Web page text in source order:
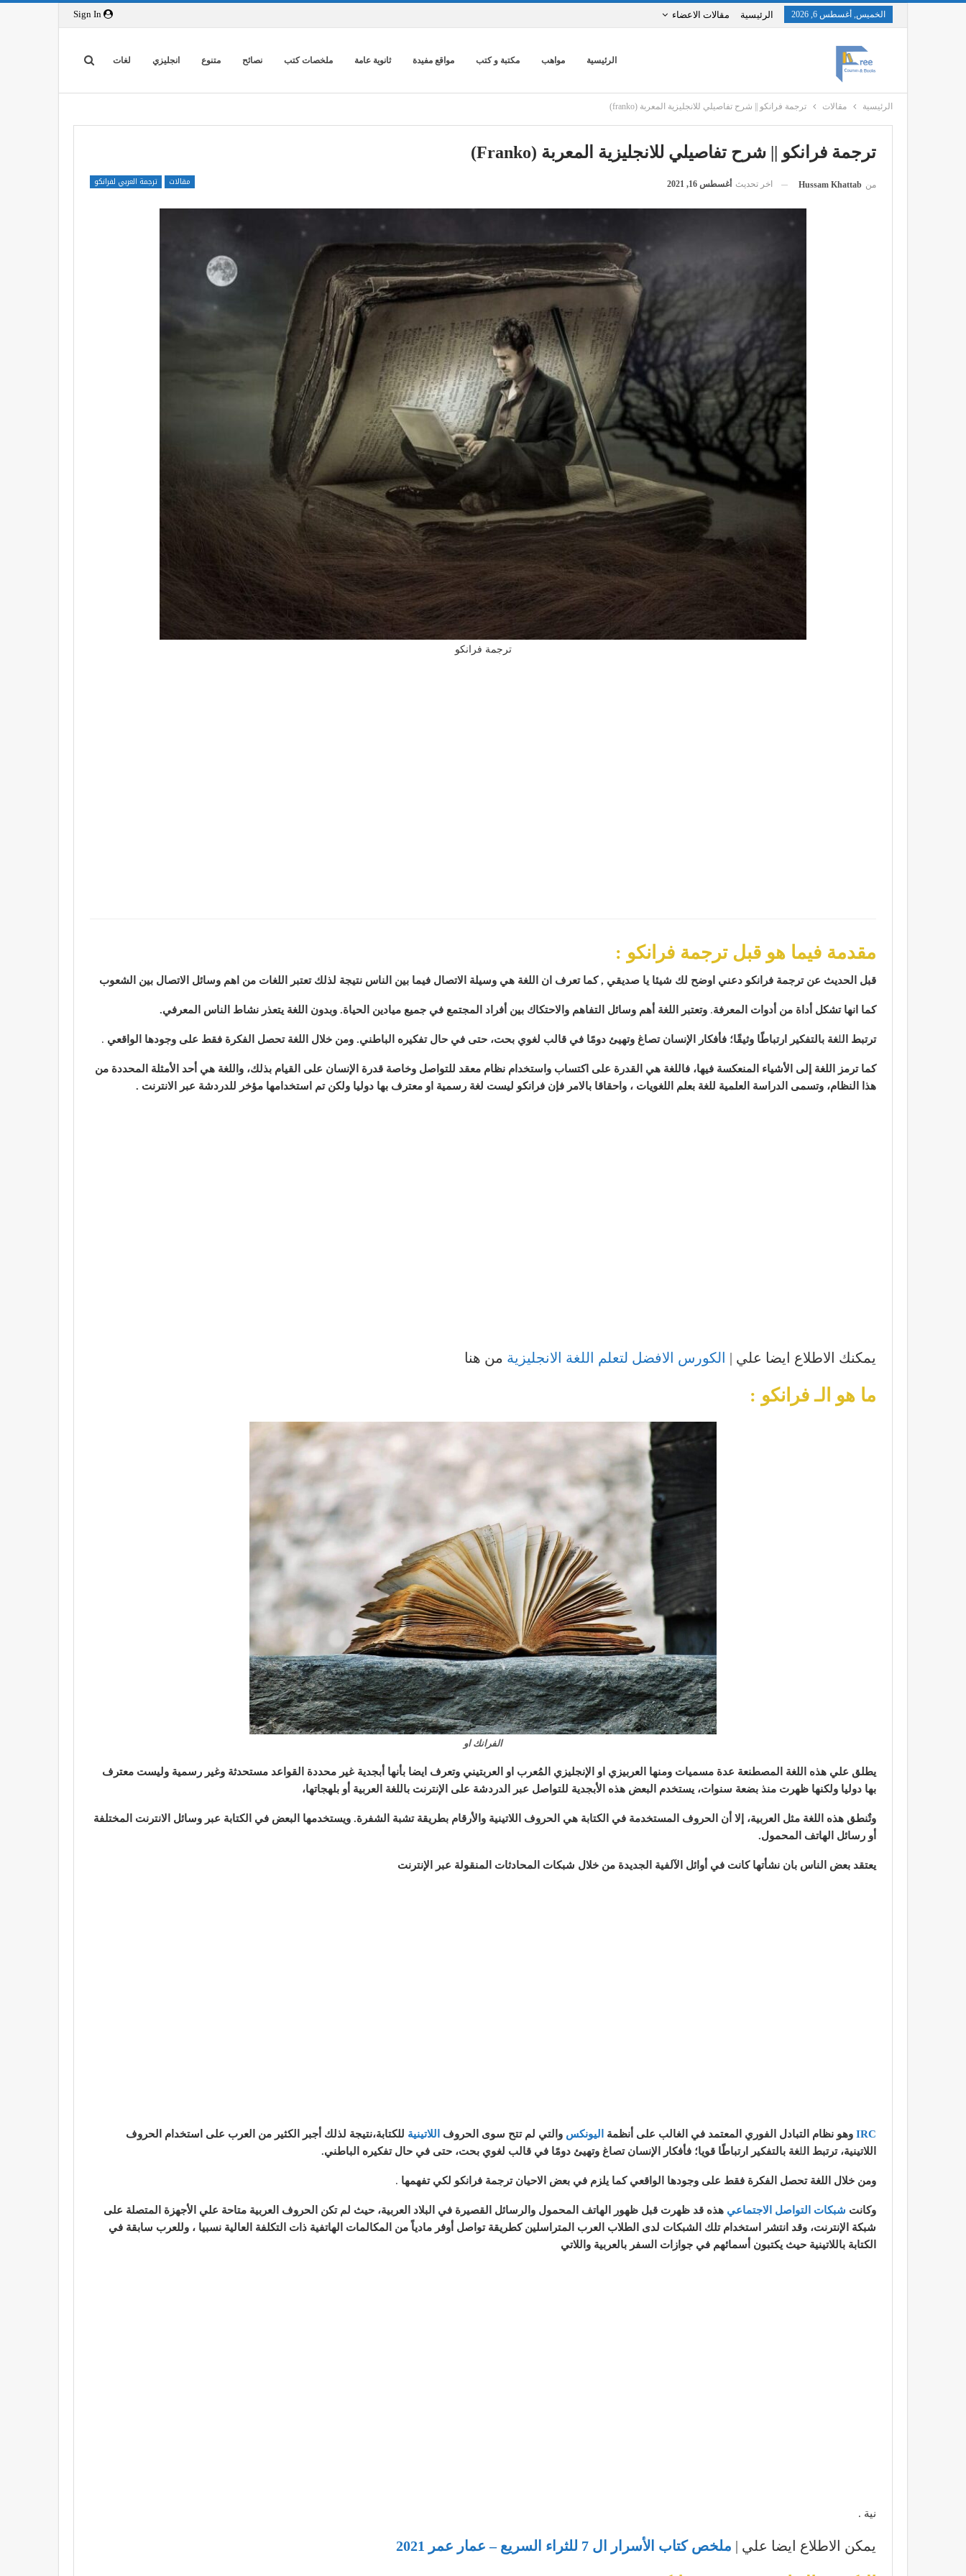
الخميس, أغسطس 6, 2026 الرئيسية مقالات الاعضاء
الرئيسية مواهب مكتبة و كتب مواقع مفيدة ثانوية عامة ملخصات كتب نصائح متنوع انجليزي لغات
الرئيسية مقالات ترجمة فرانكو || شرح تفاصيلي للانجليزية المعربة (franko)
ترجمة فرانكو || شرح تفاصيلي للانجليزية المعربة (franko)
مقالات ترجمة العربي لفرانكو من Hussam Khattab اخر تحديث أغسطس 16, 2021
ترجمة فرانكو
مقدمة فيما هو قبل ترجمة فرانكو :
قبل الحديث عن ترجمة فرانكو دعني اوضح لك شيئا يا صديقي , كما تعرف ان اللغة هي وسيلة الاتصال فيما بين الناس نتيجة لذلك تعتبر اللغات من اهم وسائل الاتصال بين الشعوب
كما انها تشكل أداة من أدوات المعرفة. وتعتبر اللغة أهم وسائل التفاهم والاحتكاك بين أفراد المجتمع في جميع ميادين الحياة. وبدون اللغة يتعذر نشاط الناس المعرفي.
ترتبط اللغة بالتفكير ارتباطًا وثيقًا؛ فأفكار الإنسان تصاغ وتهيئ دومًا في قالب لغوي بحت، حتى في حال تفكيره الباطني. ومن خلال اللغة تحصل الفكرة فقط على وجودها الواقعي .
كما ترمز اللغة إلى الأشياء المنعكسة فيها، فاللغة هي القدرة على اكتساب واستخدام نظام معقد للتواصل وخاصة قدرة الإنسان على القيام بذلك، واللغة هي أحد الأمثلة المحددة من
هذا النظام، وتسمى الدراسة العلمية للغة بعلم اللغويات ، واحقاقا بالامر فإن فرانكو ليست لغة رسمية او معترف بها دوليا ولكن تم استخدامها مؤخر للدردشة عبر الانترنت .
يمكنك الاطلاع ايضا علي | الكورس الافضل لتعلم اللغة الانجليزية من هنا
ما هو الـ فرانكو :
الفرانك او
يطلق علي هذه اللغة المصطنعة عدة مسميات ومنها العربيزي او الإنجليزي المُعرب او العربتيني وتعرف ايضا بأنها أبجدية غير محددة القواعد مستحدثة وغير رسمية وليست معترف
بها دوليا ولكنها ظهرت منذ بضعة سنوات، يستخدم البعض هذه الأبجدية للتواصل عبر الدردشة على الإنترنت باللغة العربية أو بلهجاتها،
وتٌنطق هذه اللغة مثل العربية، إلا أن الحروف المستخدمة في الكتابة هي الحروف اللاتينية والأرقام بطريقة تشبة الشفرة. ويستخدمها البعض في الكتابة عبر وسائل الانترنت المختلفة
أو رسائل الهاتف المحمول.
يعتقد بعض الناس بان نشأتها كانت في أوائل الآلفية الجديدة من خلال شبكات المحادثات المنقولة عبر الإنترنت
IRC وهو نظام التبادل الفوري المعتمد في الغالب على أنظمة اليونكس والتي لم تتح سوى الحروف اللاتينية للكتابة،نتيجة لذلك أجبر الكثير من العرب على استخدام الحروف
اللاتينية، ترتبط اللغة بالتفكير ارتباطًا قويا؛ فأفكار الإنسان تصاغ وتهيئ دومًا في قالب لغوي بحت، حتى في حال تفكيره الباطني.
ومن خلال اللغة تحصل الفكرة فقط على وجودها الواقعي كما يلزم في بعض الاحيان ترجمة فرانكو لكي تفهمها .
وكانت شبكات التواصل الاجتماعي هذه قد ظهرت قبل ظهور الهاتف المحمول والرسائل القصيرة في البلاد العربية، حيث لم تكن الحروف العربية متاحة علي الأجهزة المتصلة على
شبكة الإنترنت، وقد انتشر استخدام تلك الشبكات لدى الطلاب العرب المتراسلين كطريقة تواصل أوفر مادياً من المكالمات الهاتفية ذات التكلفة العالية نسبيا ، وللعرب سابقة في
الكتابة باللاتينية حيث يكتبون أسمائهم في جوازات السفر بالعربية واللاتي
نية .
يمكن الاطلاع ايضا علي | ملخص كتاب الأسرار ال 7 للثراء السريع – عمار عمر 2021